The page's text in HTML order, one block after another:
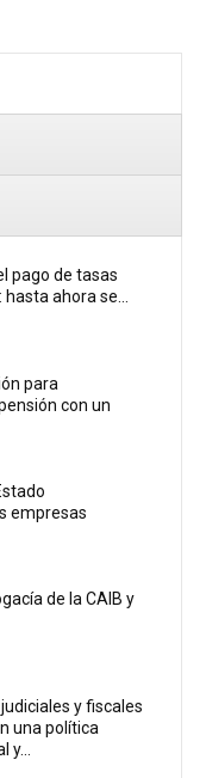
pago de tasas
hasta ahora se...
para
con un
empresas
de la CAIB y
y fiscales
una política
y...